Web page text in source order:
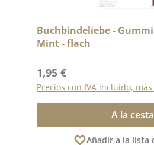
Buchbindeliebe -
Mint - flach
Precio normal:
1,95 €
Precios con IVA incluido,
A la cesta
Añadir a la lista